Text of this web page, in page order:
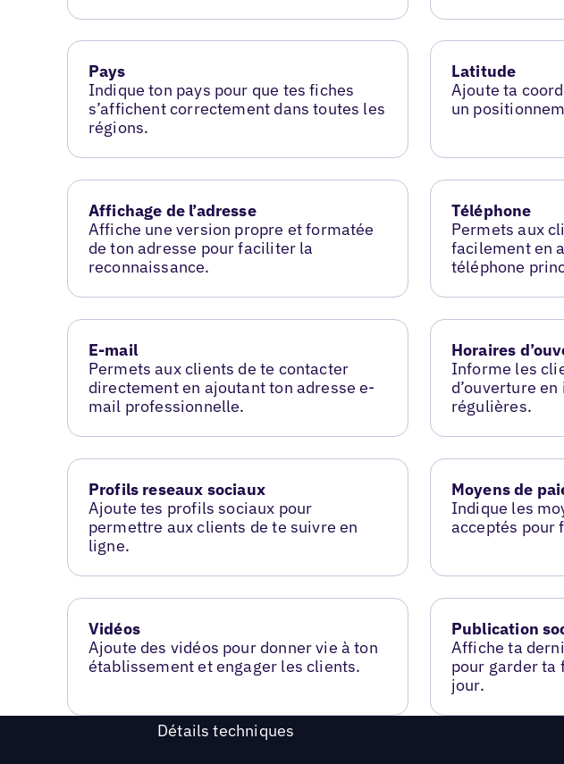
Pays
Indique ton pays pour que tes fiches
s’affichent correctement dans toutes les
régions.
Latitude
Ajoute ta
un
Affichage de l’adresse
Affiche une version propre et formatée
de ton adresse pour faciliter la
reconnaissance.
Téléphone
Permets aux
facilement en
téléphone
E-mail
Permets aux clients de te contacter
directement en ajoutant ton adresse e-
mail professionnelle.
Horaires
Informe les
d’ouverture
régulières.
Profils reseaux sociaux
Ajoute tes profils sociaux pour
permettre aux clients de te suivre en
ligne.
Moyens de
Indique les
acceptés pour
Vidéos
Ajoute des vidéos pour donner vie à ton
établissement et engager les clients.
Publication
Affiche ta
pour garder ta
jour.
Détails techniques